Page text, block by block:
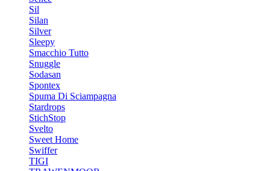
Sil
Silan
Silver
Sleepy
Smacchio Tutto
Snuggle
Sodasan
Spontex
Spuma Di Sciampagna
Stardrops
StichStop
Svelto
Sweet Home
Swiffer
TIGI